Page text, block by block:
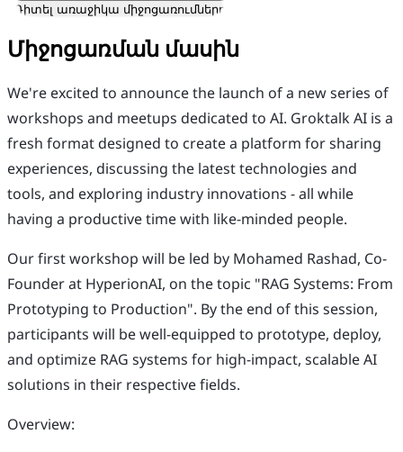
Դիտել առաջիկա միջոցառումները
Միջոցառման մասին
We're excited to announce the launch of a new series of
workshops and meetups dedicated to AI. Groktalk AI is a
fresh format designed to create a platform for sharing
experiences, discussing the latest technologies and
tools, and exploring industry innovations - all while
having a productive time with like-minded people.
Our first workshop will be led by Mohamed Rashad, Co-
Founder at HyperionAI, on the topic "RAG Systems: From
Prototyping to Production". By the end of this session,
participants will be well-equipped to prototype, deploy,
and optimize RAG systems for high-impact, scalable AI
solutions in their respective fields.
Overview: